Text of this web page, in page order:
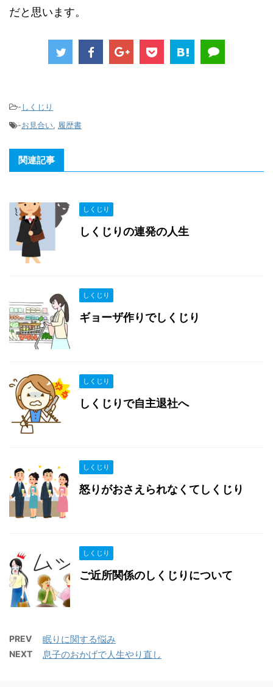
だと思います。
-しくじり
-お見合い, 履歴書
関連記事
しくじり
しくじりの連発の人生
しくじり
ギョーザ作りでしくじり
しくじり
しくじりで自主退社へ
しくじり
怒りがおさえられなくてしくじり
しくじり
ご近所関係のしくじりについて
PREV 眠りに関する悩み
NEXT 息子のおかげで人生やり直し